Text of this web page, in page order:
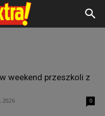
weekend przeszkoli z
2026 0